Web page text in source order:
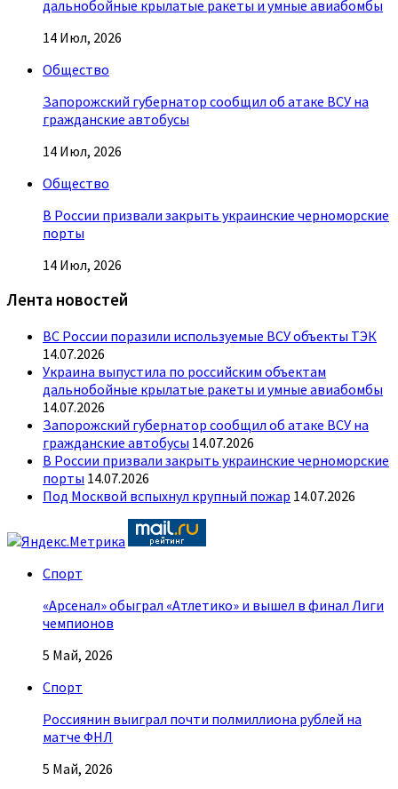
дальнобойные крылатые ракеты и умные авиабомбы
14 Июл, 2026
Общество
Запорожский губернатор сообщил об атаке ВСУ на
гражданские автобусы
14 Июл, 2026
Общество
В России призвали закрыть украинские черноморские
порты
14 Июл, 2026
Лента новостей
ВС России поразили используемые ВСУ объекты ТЭК
14.07.2026
Украина выпустила по российским объектам
дальнобойные крылатые ракеты и умные авиабомбы
14.07.2026
Запорожский губернатор сообщил об атаке ВСУ на
гражданские автобусы 14.07.2026
В России призвали закрыть украинские черноморские
порты 14.07.2026
Под Москвой вспыхнул крупный пожар 14.07.2026
Спорт
«Арсенал» обыграл «Атлетико» и вышел в финал Лиги
чемпионов
5 Май, 2026
Спорт
Россиянин выиграл почти полмиллиона рублей на
матче ФНЛ
5 Май, 2026